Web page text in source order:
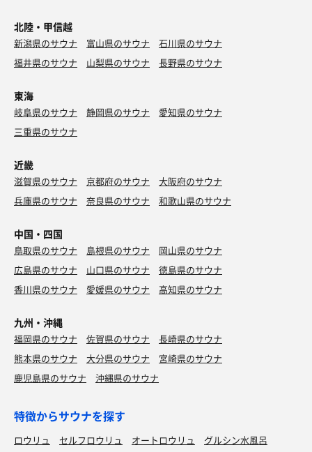
北陸・甲信越
新潟県のサウナ 富山県のサウナ
石川県のサウナ
福井県のサウナ
山梨県のサウナ 長野県のサウナ
東海
岐阜県のサウナ 静岡県のサウナ
愛知県のサウナ
三重県のサウナ
近畿
滋賀県のサウナ 京都府のサウナ
大阪府のサウナ
兵庫県のサウナ
奈良県のサウナ 和歌山県のサウナ
中国・四国
鳥取県のサウナ 島根県のサウナ
岡山県のサウナ
広島県のサウナ
山口県のサウナ
徳島県のサウナ
香川県のサウナ
愛媛県のサウナ 高知県のサウナ
九州・沖縄
福岡県のサウナ 佐賀県のサウナ
長崎県のサウナ
熊本県のサウナ
大分県のサウナ
宮崎県のサウナ
鹿児島県のサウナ
沖縄県のサウナ
特徴からサウナを探す
ロウリュ セルフロウリュ オートロウリュ
グルシン水風呂